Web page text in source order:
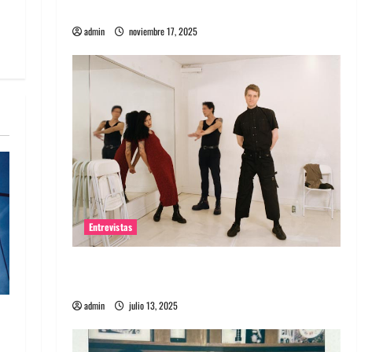
admin noviembre 17, 2025
Entrevistas
admin julio 13, 2025